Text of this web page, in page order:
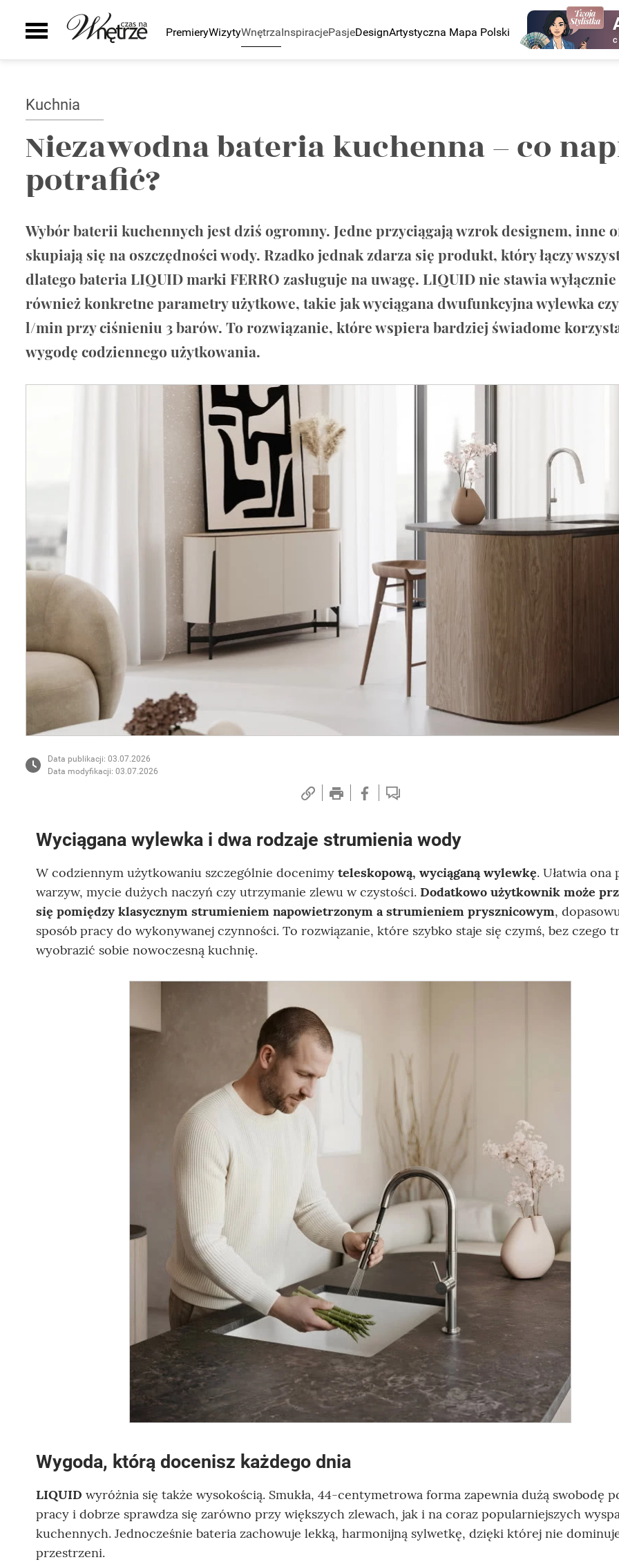
PremieryWizytyWnętrza
Łazienka
Sypialnia
Pokój dziecka
Gabinet
Taras i ogród
Zaplecze domu
Kominki
Szafy
AGD
Zlewy i baterie
Wanny i natryski
Ceramika Łazienkowa
Wellnes
DIY
InspiracjePasje
Auto
Smaki życia
DesignArtystyczna Mapa Polski
Kuchnia
Niezawodna bateria kuchenna – co
potrafić?
Wybór baterii kuchennych jest dziś ogromny. Jedne przyciągają wzrok designem, inne
skupiają się na oszczędności wody. Rzadko jednak zdarza się produkt, który łączy
dlatego bateria LIQUID marki FERRO zasługuje na uwagę. LIQUID nie stawia
również konkretne parametry użytkowe, takie jak wyciągana dwufunkcyjna wylewka
l/min przy ciśnieniu 3 barów. To rozwiązanie, które wspiera bardziej świadome
wygodę codziennego użytkowania.
Data publikacji: 03.07.2026
Data modyfikacji: 03.07.2026
Wyciągana wylewka i dwa rodzaje strumienia wody
W codziennym użytkowaniu szczególnie docenimy teleskopową, wyciąganą wylewkę. Ułatwia ona
warzyw, mycie dużych naczyń czy utrzymanie zlewu w czystości. Dodatkowo użytkownik może
się pomiędzy klasycznym strumieniem napowietrzonym a strumieniem prysznicowym,
sposób pracy do wykonywanej czynności. To rozwiązanie, które szybko staje się czymś, bez czego
wyobrazić sobie nowoczesną kuchnię.
Wygoda, którą docenisz każdego dnia
LIQUID wyróżnia się także wysokością. Smukła, 44-centymetrowa forma zapewnia dużą swobodę
pracy i dobrze sprawdza się zarówno przy większych zlewach, jak i na coraz popularniejszych
kuchennych. Jednocześnie bateria zachowuje lekką, harmonijną sylwetkę, dzięki której nie
przestrzeni.